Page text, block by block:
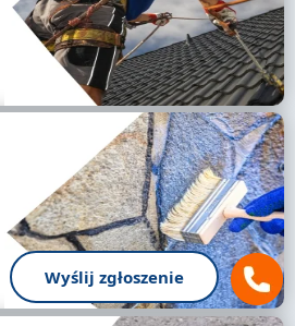
Wyślij zgłoszenie